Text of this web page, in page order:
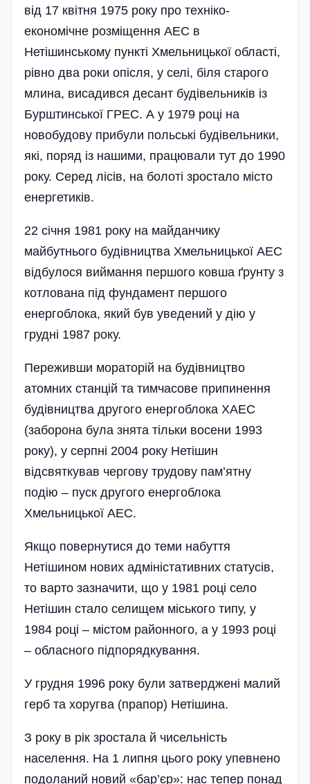
від 17 квітня 1975 року про техніко-
економічне розміщення АЕС в
Нетішинському пункті Хмельницької області,
рівно два роки опісля, у селі, біля старого
млина, висадився десант будівельників із
Бурштинської ГРЕС. А у 1979 році на
новобудову прибули польські будівельники,
які, поряд із нашими, працювали тут до 1990
року. Серед лісів, на болоті зростало місто
енергетиків.
22 січня 1981 року на майданчику
майбутнього будівництва Хмельницької АЕС
відбулося виймання першого ковша ґрунту з
котлована під фундамент першого
енергоблока, який був уведений у дію у
грудні 1987 року.
Переживши мораторій на будівництво
атомних станцій та тимчасове припинення
будівництва другого енергоблока ХАЕС
(заборона була знята тільки восени 1993
року), у серпні 2004 року Нетішин
відсвяткував чергову трудову пам’ятну
подію – пуск другого енергоблока
Хмельницької АЕС.
Якщо повернутися до теми набуття
Нетішином нових адміністативних статусів,
то варто зазначити, що у 1981 році село
Нетішин стало селищем міського типу, у
1984 році – містом районного, а у 1993 році
– обласного підпорядкування.
У грудня 1996 року були затверджені малий
герб та хоругва (прапор) Нетішина.
З року в рік зростала й чисель­ність
населення. На 1 липня цього року упевнено
подоланий новий «бар’єр»: нас тепер понад